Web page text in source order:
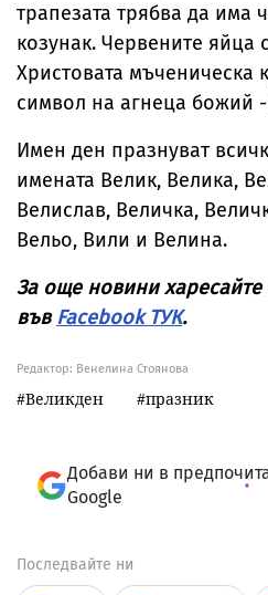
трапезата трябва да има
козунак. Червените яйца
Христовата мъченическа
символ на агнеца божий
Имен ден празнуват
имената Велик, Велика,
Велислав, Величка,
Вельо, Вили и Велина.
За още новини харесайте
въвFacebook ТУК.
Редактор: Венелина Стоянова
Великден празник
Добави ни в
Google
Последвайте ни